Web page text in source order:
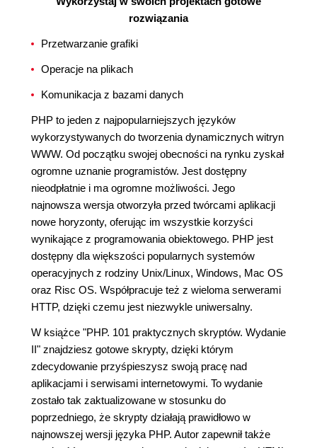
rozwiązania
Przetwarzanie grafiki
Operacje na plikach
Komunikacja z bazami danych
PHP to jeden z najpopularniejszych języków
wykorzystywanych do tworzenia dynamicznych witryn
WWW. Od początku swojej obecności na rynku zyskał
ogromne uznanie programistów. Jest dostępny
nieodpłatnie i ma ogromne możliwości. Jego
najnowsza wersja otworzyła przed twórcami aplikacji
nowe horyzonty, oferując im wszystkie korzyści
wynikające z programowania obiektowego. PHP jest
dostępny dla większości popularnych systemów
operacyjnych z rodziny Unix/Linux, Windows, Mac OS
oraz Risc OS. Współpracuje też z wieloma serwerami
HTTP, dzięki czemu jest niezwykle uniwersalny.
W książce "PHP. 101 praktycznych skryptów. Wydanie
II" znajdziesz gotowe skrypty, dzięki którym
zdecydowanie przyśpieszysz swoją pracę nad
aplikacjami i serwisami internetowymi. To wydanie
zostało tak zaktualizowane w stosunku do
poprzedniego, że skrypty działają prawidłowo w
najnowszej wersji języka PHP. Autor zapewnił także